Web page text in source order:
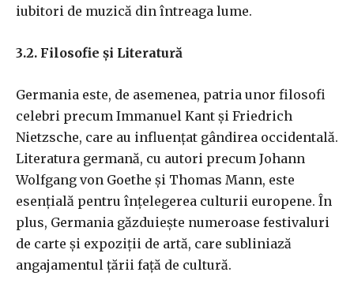
iubitori de muzică din întreaga lume.
3.2. Filosofie și Literatură
Germania este, de asemenea, patria unor filosofi
celebri precum Immanuel Kant și Friedrich
Nietzsche, care au influențat gândirea occidentală.
Literatura germană, cu autori precum Johann
Wolfgang von Goethe și Thomas Mann, este
esențială pentru înțelegerea culturii europene. În
plus, Germania găzduiește numeroase festivaluri
de carte și expoziții de artă, care subliniază
angajamentul țării față de cultură.